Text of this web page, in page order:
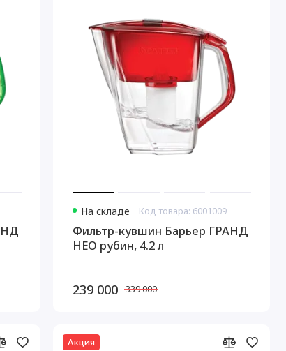
На складе Код товара: 6001009
Фильтр-кувшин Барьер ГРАНД
НЕО рубин, 4.2 л
239 000 339 000
Акция